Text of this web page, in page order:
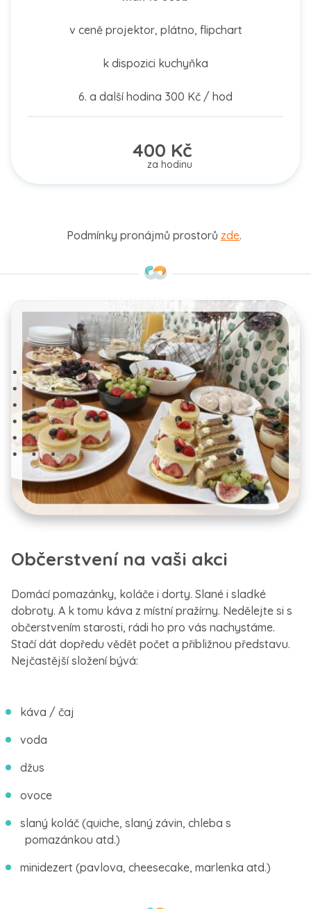
v ceně projektor, plátno, flipchart
k dispozici kuchyňka
6. a další hodina 300 Kč / hod
400 Kč
za hodinu
Podmínky pronájmů prostorů zde.
Občerstvení na vaši akci
Domácí pomazánky, koláče i dorty. Slané i sladké
dobroty. A k tomu káva z místní pražírny. Nedělejte si s
občerstvením starosti, rádi ho pro vás nachystáme.
Stačí dát dopředu vědět počet a přibližnou představu.
Nejčastější složení bývá:
káva / čaj
voda
džus
ovoce
slaný koláč (quiche, slaný závin, chleba s
pomazánkou atd.)
minidezert (pavlova, cheesecake, marlenka atd.)